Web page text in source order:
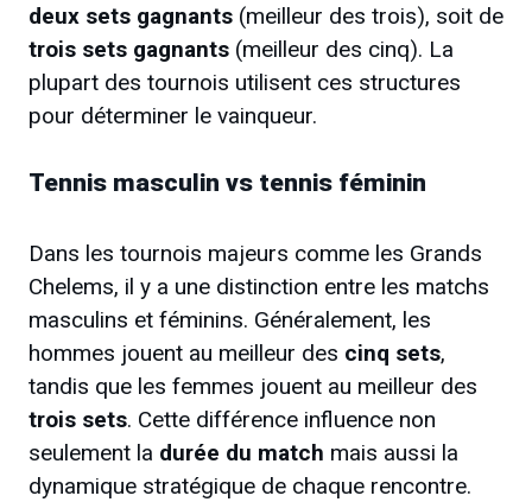
deux sets gagnants (meilleur des trois), soit de
trois sets gagnants (meilleur des cinq). La
plupart des tournois utilisent ces structures
pour déterminer le vainqueur.
Tennis masculin vs tennis féminin
Dans les tournois majeurs comme les Grands
Chelems, il y a une distinction entre les matchs
masculins et féminins. Généralement, les
hommes jouent au meilleur des cinq sets,
tandis que les femmes jouent au meilleur des
trois sets. Cette différence influence non
seulement la durée du match mais aussi la
dynamique stratégique de chaque rencontre.